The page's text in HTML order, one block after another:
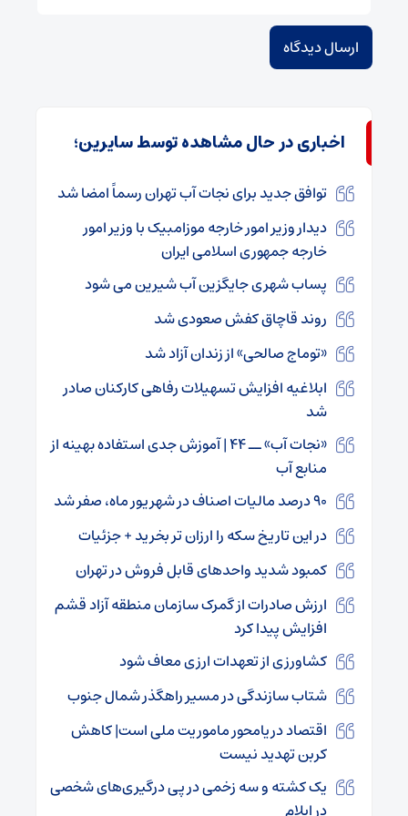
اخباری در حال مشاهده توسط سایرین؛
توافق جدید برای نجات آب تهران رسماً امضا شد
دیدار وزیر امور خارجه موزامبیک با وزیر امور
خارجه جمهوری اسلامی ایران
پساب شهری جایگزین آب شیرین می شود
روند قاچاق کفش صعودی شد
«توماج صالحی» از زندان آزاد شد
ابلاغیه افزایش تسهیلات رفاهی کارکنان صادر
شد
«نجات آب» ــ ۴۴ | آموزش جدی استفاده بهینه از
منابع آب
۹۰ درصد مالیات اصناف در شهریور ماه، صفر شد
در این تاریخ سکه را ارزان تر بخرید + جزئیات
کمبود شدید واحدهای قابل فروش در تهران
ارزش صادرات از گمرک سازمان منطقه آزاد قشم
افزایش پیدا کرد
کشاورزی از تعهدات ارزی معاف شود
شتاب سازندگی در مسیر راهگذر شمال جنوب
اقتصاد دریامحور ماموریت ملی است| کاهش
کربن تهدید نیست
یک کشته و سه زخمی در پی درگیری‌های شخصی
در ایلام